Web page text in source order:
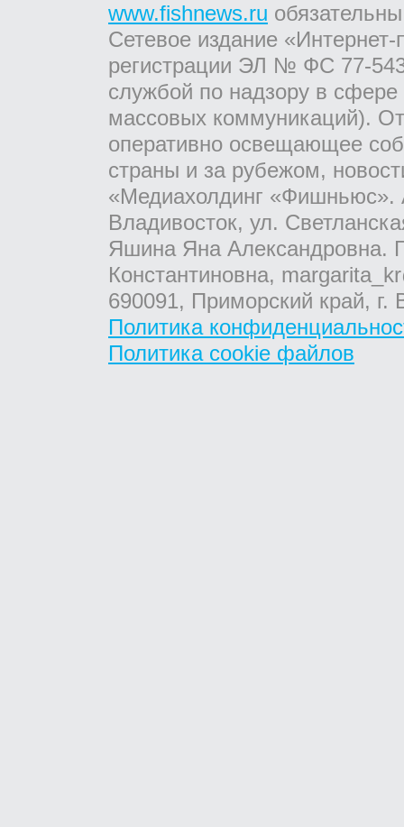
www.fishnews.ru
Сетевое издание
регистрации ЭЛ № ФС 77-
службой по надзору в
массовых коммуникаций).
оперативно освещающее
страны и за рубежом,
«Медиахолдинг «Фишньюс».
Владивосток, ул.
Яшина Яна Александровна.
Константиновна,
690091, Приморский край,
Политика
Политика cookie файлов